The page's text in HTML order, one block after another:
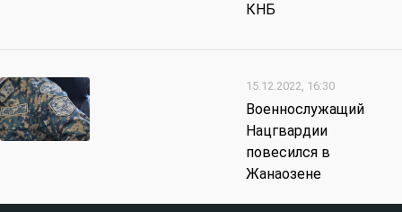
КНБ
15.12.2022, 16:30
Военнослужащий
Нацгвардии
повесился в
Жанаозене